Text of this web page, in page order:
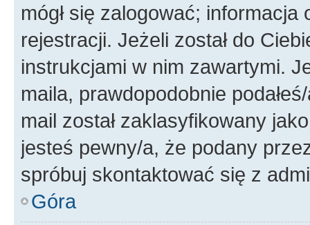
mógł się zalogować;
rejestracji. Jeżeli został do
instrukcjami w nim zawartymi.
maila, prawdopodobnie
mail został zaklasyfikowany
jesteś pewny/a, że podany
spróbuj skontaktować się z
Góra